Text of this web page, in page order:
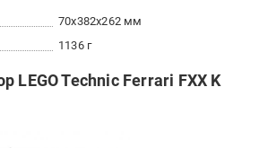
70x382x262 мм
1136 г
LEGO Technic Ferrari FXX K